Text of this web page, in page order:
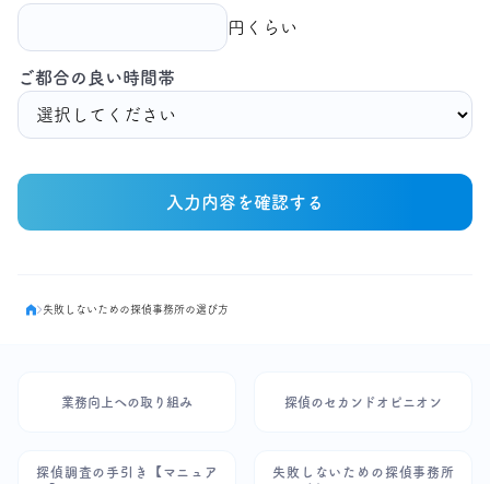
円くらい
ご都合の良い時間帯
入力内容を確認する
失敗しないための探偵事務所の選び方
業務向上への取り組み 探偵のセカンドオピニオン
探偵調査の手引き【マニュア
失敗しないための探偵事務所